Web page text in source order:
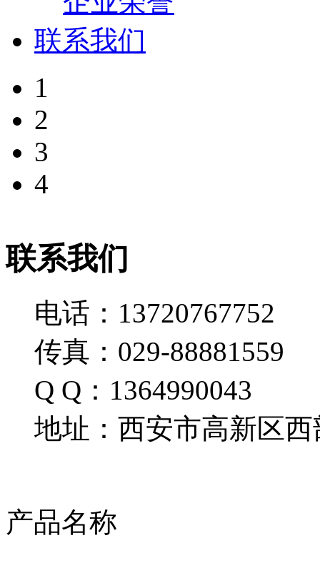
联系我们
1
2
3
4
联系我们
电话：13720767752
传真：029-88881559
Q Q：1364990043
地址：西安市高新区西
产品名称